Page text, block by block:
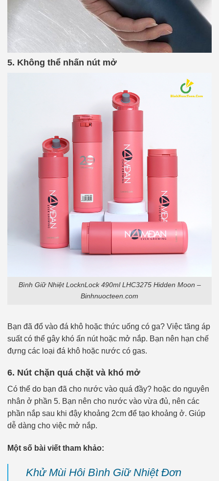
5. Không thể nhấn nút mở
Bình Giữ Nhiệt LocknLock 490ml LHC3275 Hidden Moon –
Binhnuocteen.com
Bạn đã đổ vào đá khô hoặc thức uống có ga? Việc tăng áp
suất có thể gây khó ấn nút hoặc mở nắp. Bạn nên hạn chế
đựng các loại đá khô hoặc nước có gas.
6. Nút chặn quá chặt và khó mở
Có thể do bạn đã cho nước vào quá đầy? hoặc do nguyên
nhân ở phần 5. Bạn nên cho nước vào vừa đủ, nên các
phần nắp sau khi đậy khoảng 2cm để tạo khoảng ở. Giúp
dễ dàng cho việc mở nắp.
Một số bài viết tham khảo:
Khử Mùi Hôi Bình Giữ Nhiệt Đơn